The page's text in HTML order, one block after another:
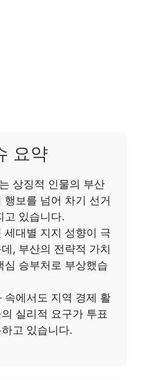
요약
상징적 인물의 부산
행보를 넘어 차기 선거
고 있습니다.
세대별 지지 성향이 극
, 부산의 전략적 가치
심 승부처로 부상했습
속에서도 지역 경제 활
실리적 요구가 투표
고 있습니다.